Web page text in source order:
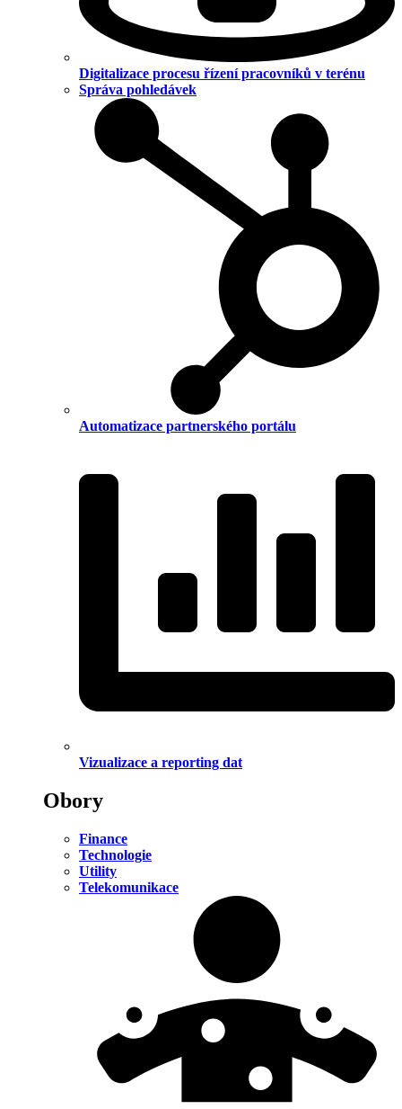
Digitalizace procesu řízení pracovníků v terénu
Správa pohledávek
Automatizace partnerského portálu
Vizualizace a reporting dat
Obory
Finance
Technologie
Utility
Telekomunikace